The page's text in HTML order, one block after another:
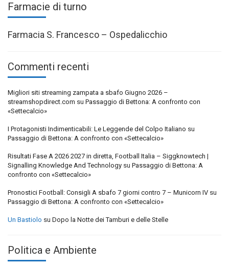
Farmacie di turno
Farmacia S. Francesco – Ospedalicchio
Commenti recenti
Migliori siti streaming zampata a sbafo Giugno 2026 –
streamshopdirect.com su Passaggio di Bettona: A confronto con
«Settecalcio»
I Protagonisti Indimenticabili: Le Leggende del Colpo Italiano su
Passaggio di Bettona: A confronto con «Settecalcio»
Risultati Fase A 2026 2027 in diretta, Football Italia – Siggknowtech |
Signalling Knowledge And Technology su Passaggio di Bettona: A
confronto con «Settecalcio»
Pronostici Football: Consigli A sbafo 7 giorni contro 7 – Municorn IV su
Passaggio di Bettona: A confronto con «Settecalcio»
Un Bastiolo su Dopo la Notte dei Tamburi e delle Stelle
Politica e Ambiente